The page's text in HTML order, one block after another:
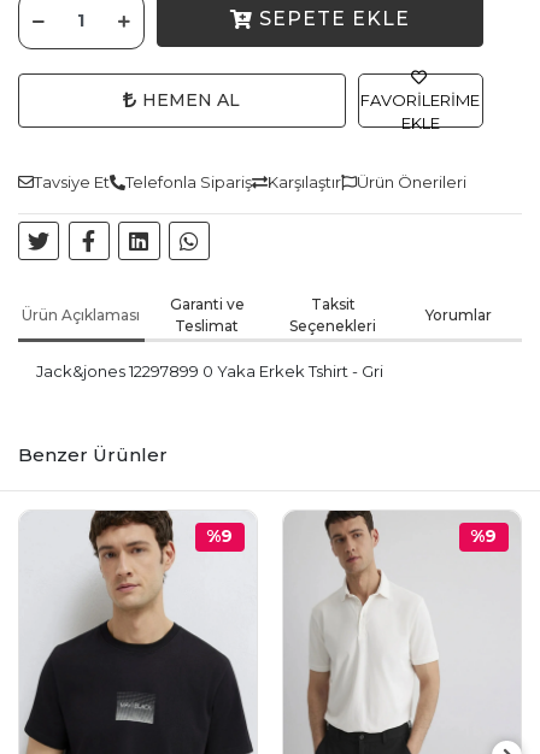
SEPETE EKLE
HEMEN AL
FAVORILERIME
EKLE
Tavsiye Et Telefonla Sipariş Karşılaştır Ürün Önerileri
Ürün Açıklaması
Garanti ve
Teslimat
Taksit
Seçenekleri
Yorumlar
Jack&jones 12297899 0 Yaka Erkek Tshirt - Gri
Benzer Ürünler
%9 %9